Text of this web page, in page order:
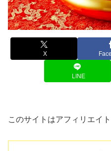
X
LINE
このサイトはアフィリエイ